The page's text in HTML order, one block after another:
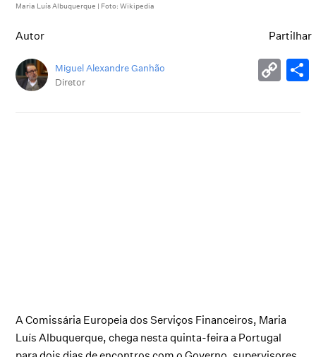
Maria Luís Albuquerque | Foto: Wikipedia
Autor
Miguel Alexandre Ganhão
Diretor
Partilhar
A Comissária Europeia dos Serviços Financeiros, Maria
Luís Albuquerque, chega nesta quinta-feira a Portugal